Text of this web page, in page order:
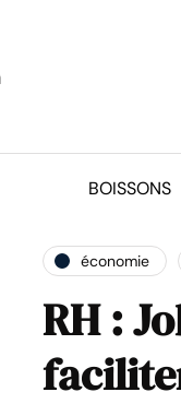
BOISSONS
économie
RH :